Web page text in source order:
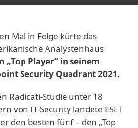
Mal in Folge kürte das
Analystenhaus
„Top Player“ in seinem
Security Quadrant 2021.
Radicati-Studie unter 18
von IT-Security landete ESET
den besten fünf – den „Top